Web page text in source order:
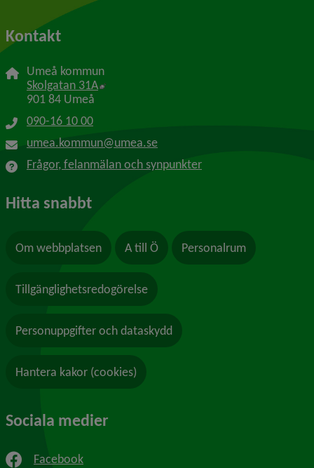
Kontakt
Umeå kommun
Skolgatan 31A Länk till annan webbplats, öppnas i nytt
901 84 Umeå
090-16 10 00
umea.kommun@umea.se
Frågor, felanmälan och synpunkter
Hitta snabbt
Om webbplatsen A till Ö Personalrum
Tillgänglighetsredogörelse
Personuppgifter och dataskydd
Hantera kakor (cookies)
Sociala medier
Facebook